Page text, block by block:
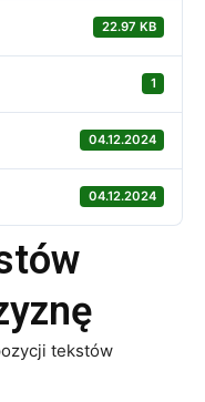
22.97 KB
1
04.12.2024
04.12.2024
tekstów